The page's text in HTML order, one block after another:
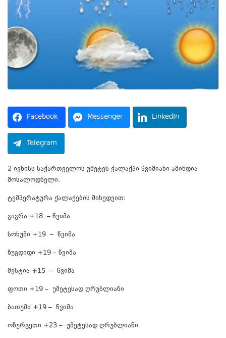
Facebook Messenger LinkedIn
Telegram
2 ივნისს საქართველოს უმეტეს ქალაქში წვიმიანი ამინდია
მოსალოდნელი.
ტემპერატურა ქალაქების მიხედვით:
გაგრა +18 – წვიმა
სოხუმი +19 – წვიმა
ზუგდიდი +19 – წვიმა
მესტია +15 – წვიმა
ფოთი +19 – უმეტესად ღრუბლიანი
ბათუმი +19 – წვიმა
ოზურგეთი +23 – უმეტესად ღრუბლიანი